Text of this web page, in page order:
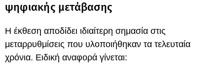
ψηφιακής μετάβασης
Η έκθεση αποδίδει ιδιαίτερη σημασία στις
μεταρρυθμίσεις που υλοποιήθηκαν τα τελευταία
χρόνια. Ειδική αναφορά γίνεται: